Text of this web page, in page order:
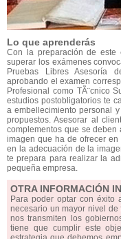
Lo que aprenderás
Con la preparación de este
superar los exámenes
Pruebas Libres Asesoría
aprobando el examen
Profesional como TÃ¨cnico
estudios postobligatorios te
a embellecimiento personal
propuestos. Asesorar al
complementos que se
imagen que ha de ofrecer
en la adecuación de la
te prepara para realizar la
pequeña empresa.
OTRA INFORMACIÓN
Para poder optar con éxito
necesario un mayor nivel de
nos transmiten los
tiene que cumplir este